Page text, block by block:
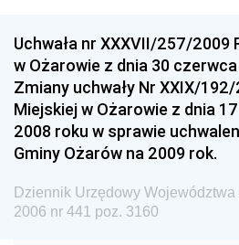
Dziennik Urzędowy Głównego
Dziennik Urzędowy Ministra
Dziennik Urzędowy Ministra
Sportu
Dziennik Urzędowy Ministra
Dziennik Urzędowy Ministra
Dziennik Urzędowy Ministra
Uchwała nr XXXVII/257/2009
w Ożarowie z dnia 30
Zmiany uchwały Nr XXIX/
Miejskiej w Ożarowie z dnia
2008 roku w sprawie
Gminy Ożarów na 2009 rok.
Dziennik Urzędowy
2006 nr 441 poz. 3160